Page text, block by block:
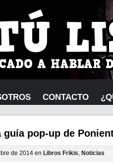
CONTACTO
pop-up de
de 2014 en Libros Frikis, Noticias